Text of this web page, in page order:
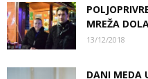
MREŽA
13/12/2018
DANI MEDA